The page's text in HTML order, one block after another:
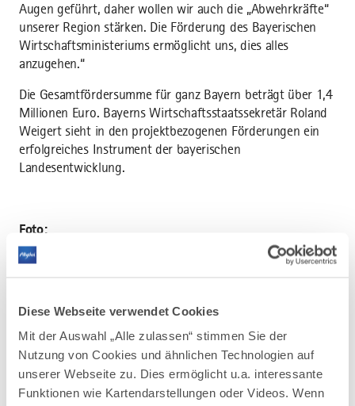
Diese Webseite verwendet Cookies
Mit der Auswahl „Alle zulassen“ stimmen Sie der
Nutzung von Cookies und ähnlichen Technologien auf
unserer Webseite zu. Dies ermöglicht u.a. interessante
Funktionen wie Kartendarstellungen oder Videos. Wenn
Augen geführt, daher wollen wir auch die „Abwehrkräfte“
unserer Region stärken. Die Förderung des Bayerischen
Wirtschaftsministeriums ermöglicht uns, dies alles
anzugehen.“
Die Gesamtfördersumme für ganz Bayern beträgt über 1,4
Millionen Euro. Bayerns Wirtschaftsstaatssekretär Roland
Weigert sieht in den projektbezogenen Förderungen ein
erfolgreiches Instrument der bayerischen
Landesentwicklung.
Foto:
Übergabe der ersten Förderbescheide nach der neuen
Förderrichtlinie Landesentwicklung (v.l.) Dr. Ulrike Wolf
Geschäftsführung der Allgäu GmbH Gesellschaft für
Standort und Tourismus). Foto Elke Neureuther, StMWi
LINK PER MAIL VERSENDEN